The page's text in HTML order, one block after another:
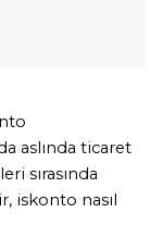
aslında ticaret
sırasında
iskonto nasıl